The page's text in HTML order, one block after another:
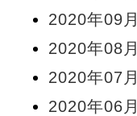
2020年09月
2020年08月
2020年07月
2020年06月